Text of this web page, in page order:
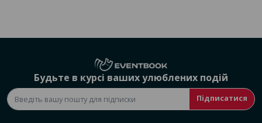
Будьте в курсі ваших улюблених подій
Підписатися